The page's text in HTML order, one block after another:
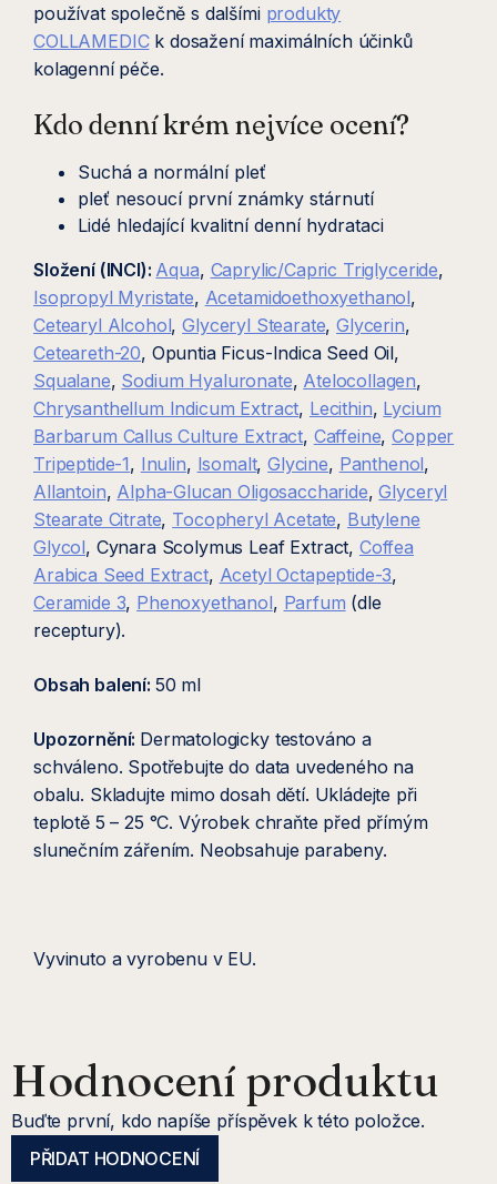
používat společně s dalšími produkty
COLLAMEDICk dosažení maximálních účinků
kolagenní péče.
Kdo denní krém nejvíce ocení?
Suchá a normální pleť
pleť nesoucí první známky stárnutí
Lidé hledající kvalitní denní hydrataci
Složení (INCI): Aqua, Caprylic/Capric Triglyceride,
Isopropyl Myristate, Acetamidoethoxyethanol,
Cetearyl Alcohol,Glyceryl Stearate,Glycerin,
Ceteareth-20, Opuntia Ficus-Indica Seed Oil,
Squalane, Sodium Hyaluronate, Atelocollagen,
Chrysanthellum Indicum Extract, Lecithin, Lycium
Barbarum Callus Culture Extract, Caffeine,Copper
Tripeptide-1, Inulin, Isomalt,Glycine, Panthenol,
Allantoin, Alpha-Glucan Oligosaccharide,Glyceryl
Stearate Citrate, Tocopheryl Acetate, Butylene
Glycol, Cynara Scolymus Leaf Extract, Coffea
Arabica Seed Extract, Acetyl Octapeptide-3,
Ceramide 3, Phenoxyethanol, Parfum (dle
receptury).
Obsah balení: 50 ml
Upozornění: Dermatologicky testováno a
schváleno. Spotřebujte do data uvedeného na
obalu. Skladujte mimo dosah dětí. Ukládejte při
teplotě 5 – 25 °C. Výrobek chraňte před přímým
slunečním zářením. Neobsahuje parabeny.
Vyvinuto a vyrobenu v EU.
Hodnocení produktu
Buďte první, kdo napíše příspěvek k této položce.
PŘIDAT HODNOCENÍ